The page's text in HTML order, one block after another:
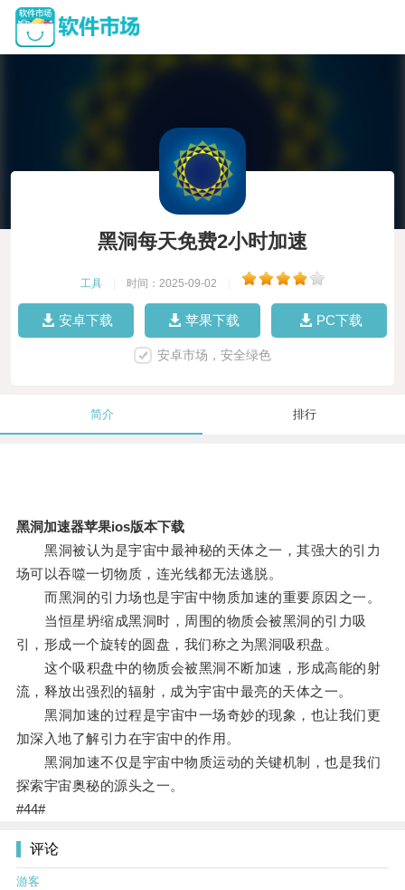
黑洞每天免费2小时加速
工具 时间：2025-09-02
安卓下载 苹果下载 PC下载
安卓市场，安全绿色
简介 排行
黑洞加速器苹果ios版本下载
黑洞被认为是宇宙中最神秘的天体之一，其强大的引力
场可以吞噬一切物质，连光线都无法逃脱。
而黑洞的引力场也是宇宙中物质加速的重要原因之一。
当恒星坍缩成黑洞时，周围的物质会被黑洞的引力吸
引，形成一个旋转的圆盘，我们称之为黑洞吸积盘。
这个吸积盘中的物质会被黑洞不断加速，形成高能的射
流，释放出强烈的辐射，成为宇宙中最亮的天体之一。
黑洞加速的过程是宇宙中一场奇妙的现象，也让我们更
加深入地了解引力在宇宙中的作用。
黑洞加速不仅是宇宙中物质运动的关键机制，也是我们
探索宇宙奥秘的源头之一。
#44#
评论
游客